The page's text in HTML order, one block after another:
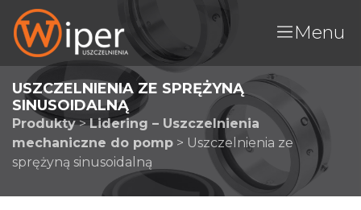
Menu
USZCZELNIENIA ZE SPRĘŻYNĄ
SINUSOIDALNĄ
Produkty>Lidering – Uszczelnienia
mechaniczne do pomp > Uszczelnienia ze
sprężyną sinusoidalną